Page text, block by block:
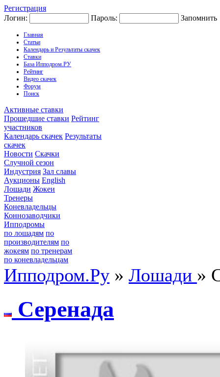
Регистрация
Логин:
Пароль: Запомнить
Главная
Статьи
Календарь и Результаты скачек
Ставки
База Ипподром.РУ
Рейтинг
Видео скачек
Форум
Поиск
Активные ставки
Прошедшие ставки Рейтинг
участников
Календарь скачек Результаты
скачек
Новости Скачки
Случной сезон
Индустрия Зал славы
Аукционы English
Лошади Жокеи
Тренеры
Коневладельцы
Коннозаводчики
Ипподромы
по лошадям по
производителям по
жокеям по тренерам
по коневладельцам
Ипподром.Ру » Лошади »
Серенaдa